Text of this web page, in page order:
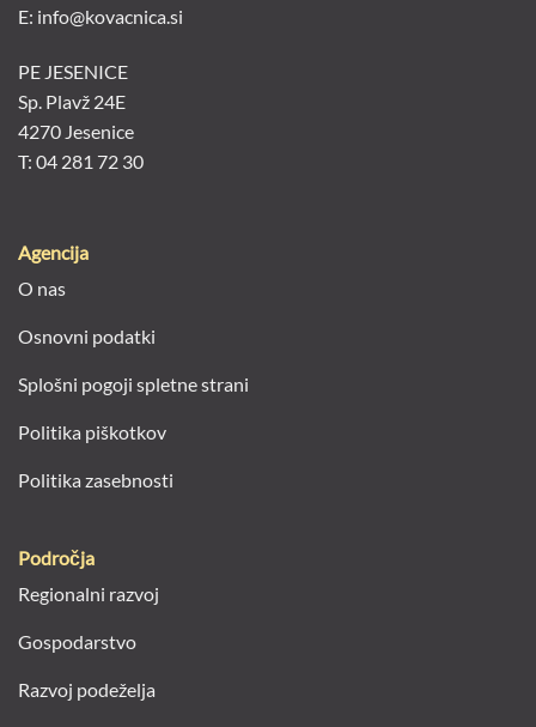
E: info@kovacnica.si
PE JESENICE
Sp. Plavž 24E
4270 Jesenice
T: 04 281 72 30
Agencija
O nas
Osnovni podatki
Splošni pogoji spletne strani
Politika piškotkov
Politika zasebnosti
Področja
Regionalni razvoj
Gospodarstvo
Razvoj podeželja